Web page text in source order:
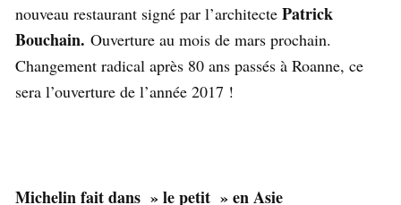
nouveau restaurant signé par l’architecte Patrick
Bouchain. Ouverture au mois de mars prochain.
Changement radical après 80 ans passés à Roanne, ce
sera l’ouverture de l’année 2017 !
Michelin fait dans » le petit » en Asie